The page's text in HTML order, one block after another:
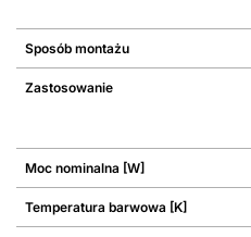
Sposób montażu
Zastosowanie
Moc nominalna [W]
Temperatura barwowa [K]